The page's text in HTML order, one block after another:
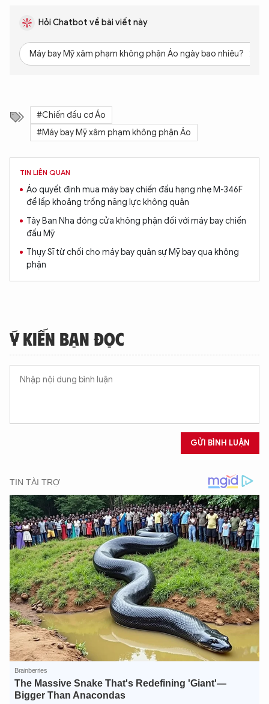
Hỏi Chatbot về bài viết này
Máy bay Mỹ xâm phạm không phận Áo ngày bao nhiêu?
#Chiến đấu cơ Áo
#Máy bay Mỹ xâm phạm không phận Áo
TIN LIÊN QUAN
Áo quyết định mua máy bay chiến đấu hạng nhẹ M-346F
để lấp khoảng trống năng lực không quân
Tây Ban Nha đóng cửa không phận đối với máy bay chiến
đấu Mỹ
Thụy Sĩ từ chối cho máy bay quân sự Mỹ bay qua không
phận
Ý KIẾN BẠN ĐỌC
GỬI BÌNH LUẬN